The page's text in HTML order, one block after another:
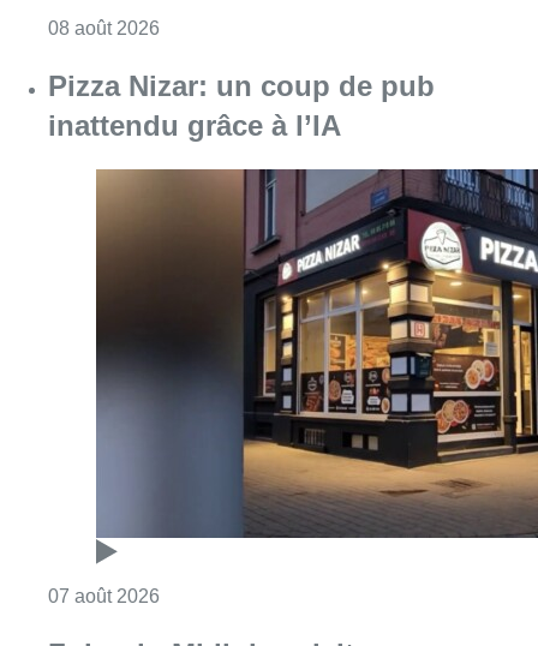
08 août 2026
Pizza Nizar: un coup de pub
inattendu grâce à l’IA
07 août 2026